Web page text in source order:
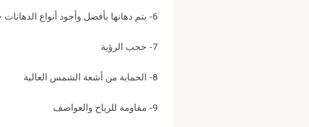
6- يتم دهانها بأفضل وأجود أنواع الدهانات حيث لا يتغير لونها مع مرور الزمن
7- حجب الرؤية
8- الحماية من أشعة الشمس العالية
9- مقاومة للرياح والعواصف